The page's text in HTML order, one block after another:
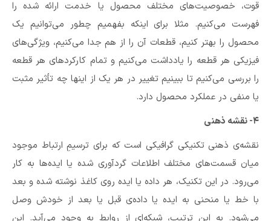
قوت،‌ خصوصیت‌های مختلف محصول یا خدمت ارائه شده را
فهرست می‌کنیم. مثلا برای اینکه بفهمیم چطور می‌توانیم یک
محصول را بهتر کنیم،‌ قطعات آن را از هم جدا می‌کنیم،‌ ویژگی‌های
فیزیکی هر قطعه را یادداشت می‌کنیم و تمام کارکردهای هر قطعه
را بررسی می‌کنیم تا ببینیم تغییر در هر یک از اینها چه تأثیر مثبت
یا منفی در عملکرد محصول دارد.
۴- نقشه‌ ذهنی
نقشه‌ی ذهنی تکنیکی گرافیکی است که برای ترسیمِ ارتباط موجود
میان قسمت‌های مختلف اطلاعات گردآوری شده یا ایده‌ها به کار
می‌رود. در این تکنیک، هر داده یا ایده روی کاغذ نوشته شده و بعد
با خط یا منحنی به ایده یا داده‌ی قبل یا بعد از خودش وصل
می‌شود. به این ترتیب، شبکه‌ای از روابط به وجود می‌آید. این